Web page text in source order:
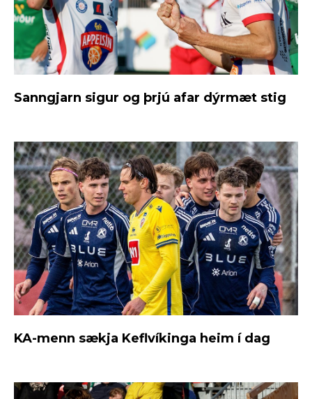
Sanngjarn sigur og þrjú afar dýrmæt stig
KA-menn sækja Keflvíkinga heim í dag